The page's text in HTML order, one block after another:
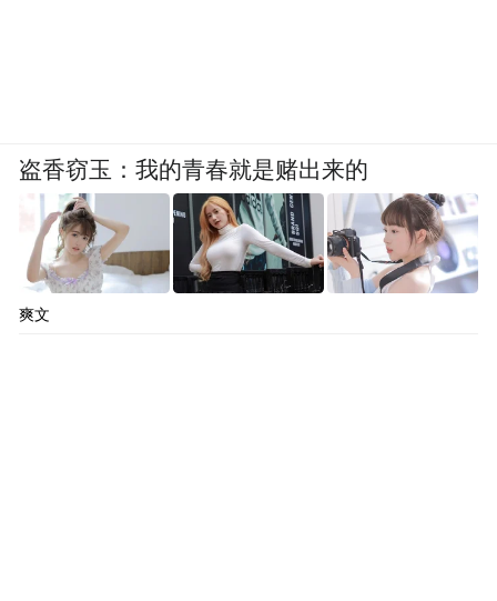
盗香窃玉：我的青春就是赌出来的
爽文